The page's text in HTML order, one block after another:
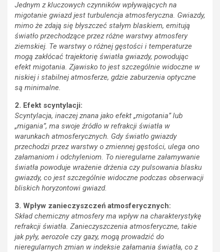
Jednym z kluczowych czynników wpływających na
migotanie gwiazd jest turbulencja atmosferyczna. Gwiazdy,
mimo że zdają się błyszczeć stałym blaskiem, emitują
światło przechodzące przez różne warstwy atmosfery
ziemskiej. Te warstwy o różnej gęstości i temperaturze
mogą zakłócać trajektorię światła gwiazdy, powodując
efekt migotania. Zjawisko to jest szczególnie widoczne w
niskiej i stabilnej atmosferze, gdzie zaburzenia optyczne
są minimalne.
2. Efekt scyntylacji:
Scyntylacja, inaczej znana jako efekt „migotania” lub
„migania”, ma swoje źródło w refrakcji światła w
warunkach atmosferycznych. Gdy światło gwiazdy
przechodzi przez warstwy o zmiennej gęstości, ulega ono
załamaniom i odchyleniom. To nieregularne załamywanie
światła powoduje wrażenie drżenia czy pulsowania blasku
gwiazdy, co jest szczególnie widoczne podczas obserwacji
bliskich horyzontowi gwiazd.
3. Wpływ zanieczyszczeń atmosferycznych:
Skład chemiczny atmosfery ma wpływ na charakterystykę
refrakcji światła. Zanieczyszczenia atmosferyczne, takie
jak pyły, aerozole czy gazy, mogą prowadzić do
nieregularnych zmian w indeksie załamania światła, co z